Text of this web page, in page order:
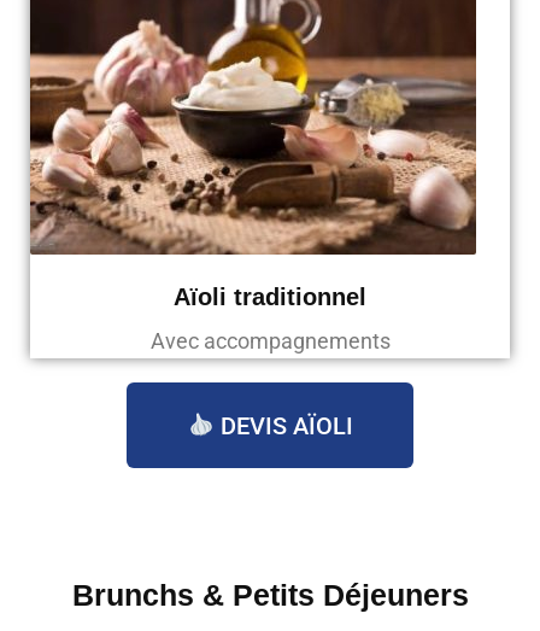
Aïoli traditionnel
Avec accompagnements
DEVIS AÏOLI
Brunchs & Petits Déjeuners